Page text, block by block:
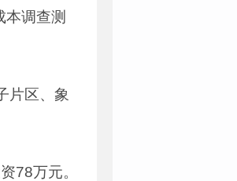
调查测
片区、象
78万元。